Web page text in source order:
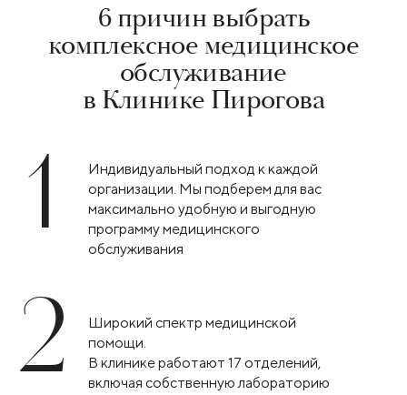
6 причин выбрать
комплексное медицинское
обслуживание
в Клинике Пирогова
1
Индивидуальный подход к каждой
организации. Мы подберем для вас
максимально удобную и выгодную
программу медицинского
обслуживания
2
Широкий спектр медицинской
помощи.
В клинике работают 17 отделений,
включая собственную лабораторию